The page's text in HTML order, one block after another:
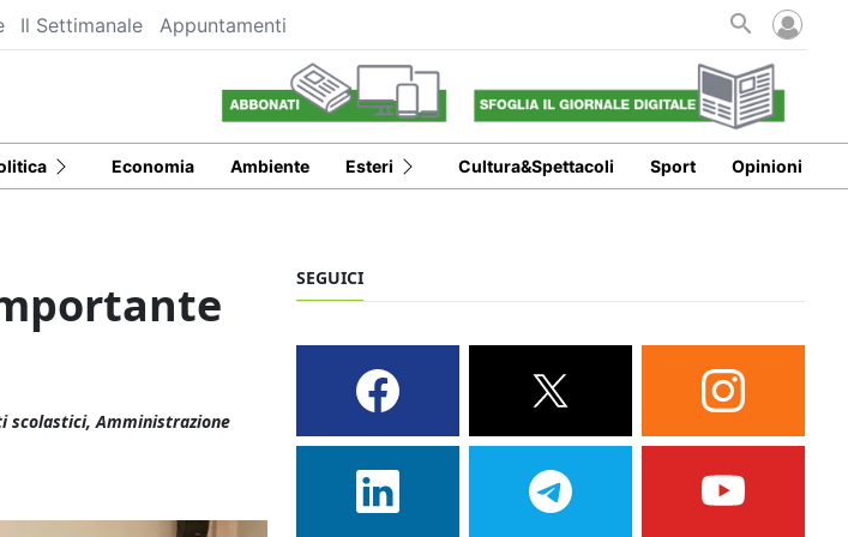
Il Settimanale Appuntamenti
Economia Ambiente Esteri Cultura&Spettacoli Sport Opinioni
scolastici, Amministrazione
SEGUICI